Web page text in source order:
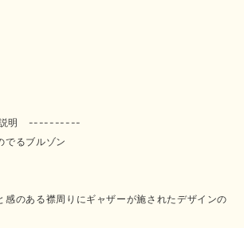
明 ----------
でるブルゾン
感のある襟周りにギャザーが施されたデザインの